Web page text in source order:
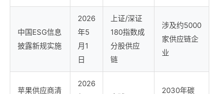
中国ESG信息
披露新规实施
2026
年5
月1
日
上证/深证
180指数成
分股供应
链
涉及约5000
家供应链企
业
苹果供应商清
2026
2030年碳